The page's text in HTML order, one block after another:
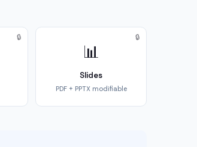
🔒
📊
Slides
PDF + PPTX modifiable
🔒